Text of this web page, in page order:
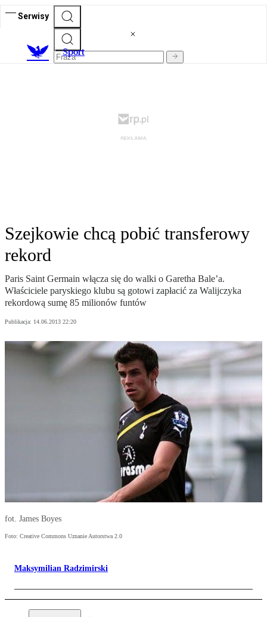
Serwisy
Sport
Szejkowie chcą pobić transferowy
rekord
Paris Saint Germain włącza się do walki o Garetha Bale’a.
Właściciele paryskiego klubu są gotowi zapłacić za Walijczyka
rekordową sumę 85 milionów funtów
Publikacja: 14.06.2013 22:20
fot. James Boyes
Foto: Creative Commons Uznanie Autorstwa 2.0
Maksymilian Radzimirski